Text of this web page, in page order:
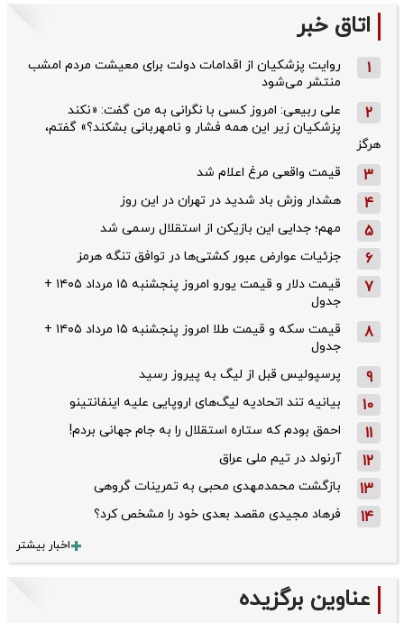
اتاق خبر
1
روایت پزشکیان از اقدامات دولت برای معیشت مردم امشب
منتشر می‌شود
2
علی ربیعی: امروز کسی با نگرانی به من گفت: «نکند
پزشکیان زیر این همه فشار و نامهربانی بشکند؟» گفتم،
هرگز
3 قیمت واقعی مرغ اعلام شد
4 هشدار وزش باد شدید در تهران در این روز
5 مهم؛ جدایی این بازیکن از استقلال رسمی شد
6 جزئیات عوارض عبور کشتی‌ها در توافق تنگه هرمز
7
قیمت دلار و قیمت یورو امروز پنجشنبه ۱۵ مرداد ۱۴۰۵ +
جدول
8
قیمت سکه و قیمت طلا امروز پنجشنبه ۱۵ مرداد ۱۴۰۵ +
جدول
9 پرسپولیس قبل از لیگ به پیروز رسید
10 بیانیه تند اتحادیه لیگ‌های اروپایی علیه اینفانتینو
11 احمق بودم که ستاره استقلال را به جام جهانی بردم!
12 آرنولد در تیم ملی عراق
13 بازگشت محمدمهدی محبی به تمرینات گروهی
14 فرهاد مجیدی مقصد بعدی خود را مشخص کرد؟
اخبار بیشتر
عناوین برگزیده